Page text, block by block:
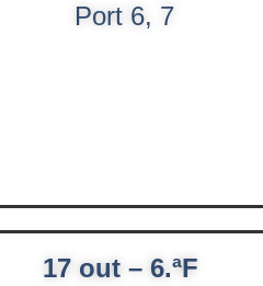
Port 6, 7
17 out – 6.ªF